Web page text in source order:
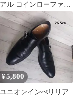
アル コインローファー
U2008
¥5,800
ユニオンインぺリリア